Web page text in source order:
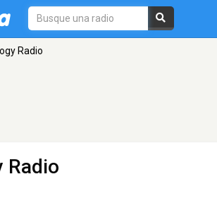
Radio
Radio